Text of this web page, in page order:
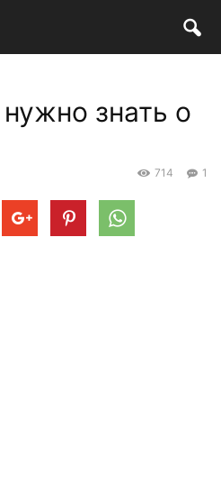
знать о
1
714